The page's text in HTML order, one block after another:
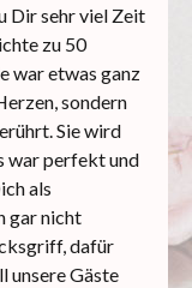
Dir sehr viel Zeit
zu 50
war etwas ganz
sondern
Sie wird
war perfekt und
als
gar nicht
dafür
unsere Gäste